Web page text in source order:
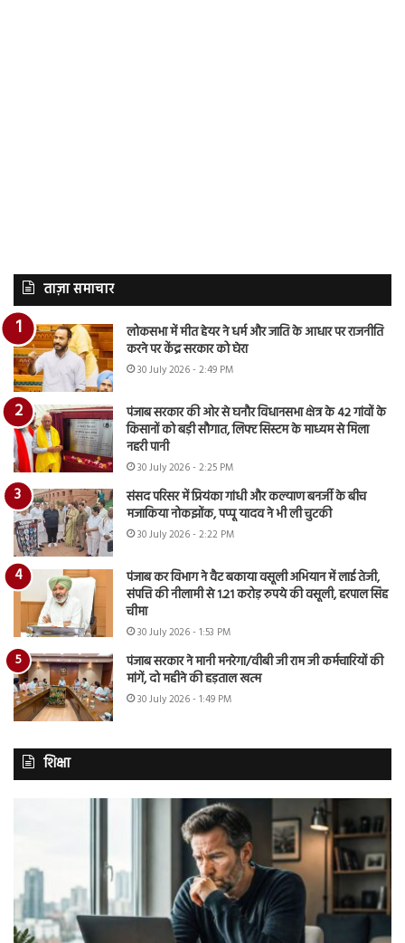
ताज़ा समाचार
लोकसभा में मीत हेयर ने धर्म और जाति के आधार पर राजनीति
करने पर केंद्र सरकार को घेरा
30 July 2026 - 2:49 PM
पंजाब सरकार की ओर से घनौर विधानसभा क्षेत्र के 42 गांवों के
किसानों को बड़ी सौगात, लिफ्ट सिस्टम के माध्यम से मिला
नहरी पानी
30 July 2026 - 2:25 PM
संसद परिसर में प्रियंका गांधी और कल्याण बनर्जी के बीच
मजाकिया नोकझोंक, पप्पू यादव ने भी ली चुटकी
30 July 2026 - 2:22 PM
पंजाब कर विभाग ने वैट बकाया वसूली अभियान में लाई तेजी,
संपत्ति की नीलामी से 1.21 करोड़ रुपये की वसूली, हरपाल सिंह
चीमा
30 July 2026 - 1:53 PM
पंजाब सरकार ने मानी मनरेगा/वीबी जी राम जी कर्मचारियों की
मांगें, दो महीने की हड़ताल खत्म
30 July 2026 - 1:49 PM
शिक्षा